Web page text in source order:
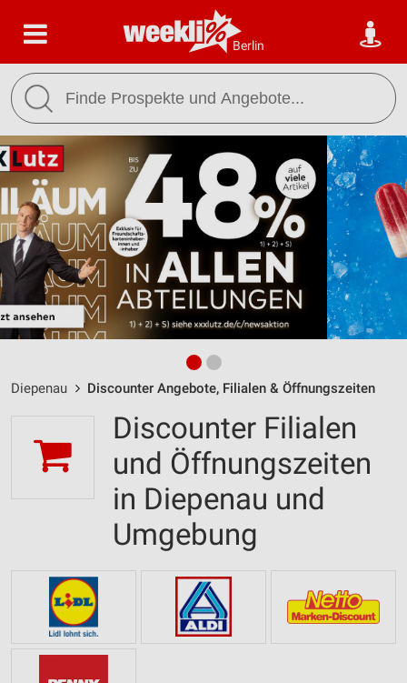
Berlin
Diepenau Discounter Angebote, Filialen & Öffnungszeiten
Discounter Filialen
und Öffnungszeiten
in Diepenau und
Umgebung